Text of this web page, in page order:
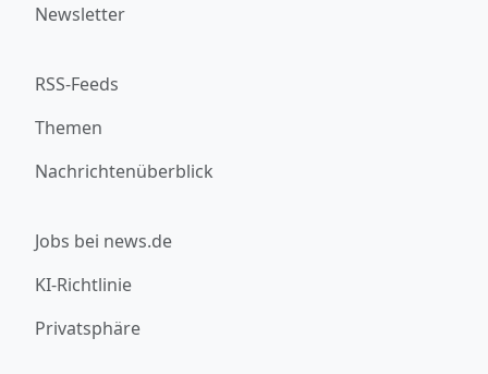
Newsletter
RSS-Feeds
Themen
Nachrichtenüberblick
Jobs bei news.de
KI-Richtlinie
Privatsphäre